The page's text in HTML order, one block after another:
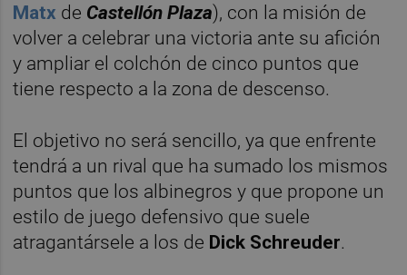
Matx de Castellón Plaza), con la misión de
volver a celebrar una victoria ante su afición
y ampliar el colchón de cinco puntos que
tiene respecto a la zona de descenso.
El objetivo no será sencillo, ya que enfrente
tendrá a un rival que ha sumado los mismos
puntos que los albinegros y que propone un
estilo de juego defensivo que suele
atragantársele a los de Dick Schreuder.